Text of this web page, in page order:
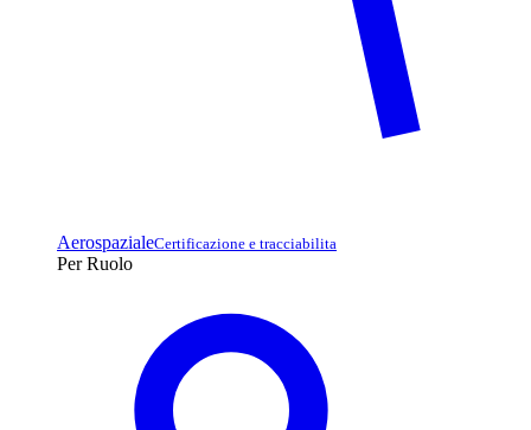
AerospazialeCertificazione e tracciabilita
Per Ruolo